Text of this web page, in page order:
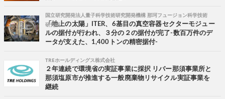
国立研究開発法人量子科学技術研究開発機構 那珂フュージョン科学技術
研究所
「地上の太陽」ITER、6基目の真空容器セクターモジュー
ルの据付が行われ、３分の２の据付が完了-数百万件のデ
ータが支えた、1,400トンの精密据付-
TREホールディングス株式会社
２年連続で環境省の実証事業に採択 リバー那須事業所と
那須塩原市が推進する一般廃棄物リサイクル実証事業を
継続